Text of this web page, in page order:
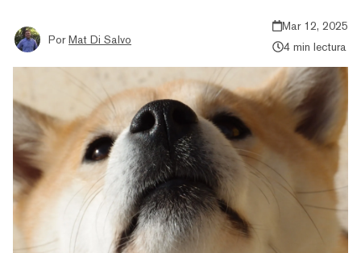
Por Mat Di Salvo
Mar 12, 2025
4 min lectura